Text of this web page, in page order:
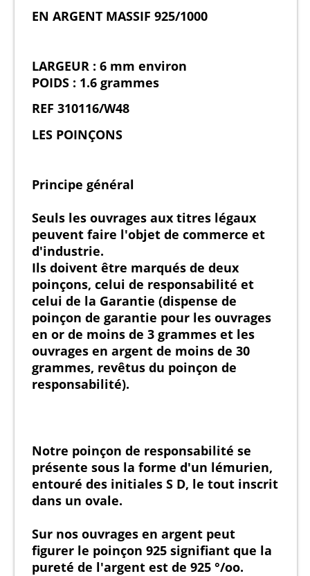
EN ARGENT MASSIF 925/1000
LARGEUR : 6 mm environ
POIDS : 1.6 grammes
REF 310116/W48
LES POINÇONS
Principe général
Seuls les ouvrages aux titres légaux
peuvent faire l'objet de commerce et
d'industrie.
Ils doivent être marqués de deux
poinçons, celui de responsabilité et
celui de la Garantie (dispense de
poinçon de garantie pour les ouvrages
en or de moins de 3 grammes et les
ouvrages en argent de moins de 30
grammes, revêtus du poinçon de
responsabilité).
Notre poinçon de responsabilité se
présente sous la forme d'un lémurien,
entouré des initiales S D, le tout inscrit
dans un ovale.
Sur nos ouvrages en argent peut
figurer le poinçon 925 signifiant que la
pureté de l'argent est de 925 °/oo.